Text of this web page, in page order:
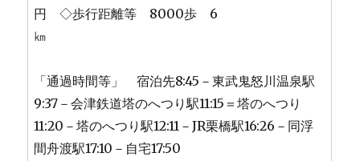
円 ◇歩行距離等 8000歩 6
㎞
「通過時間等」 宿泊先8:45－東武鬼怒川温泉駅
9:37－会津鉄道塔のへつり駅11:15＝塔のへつり
11:20－塔のへつり駅12:11－JR栗橋駅16:26－同浮
間舟渡駅17:10－自宅17:50